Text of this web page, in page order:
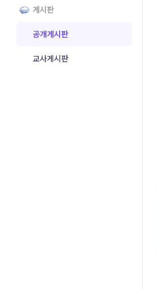
게시판
공개게시판
교사게시판